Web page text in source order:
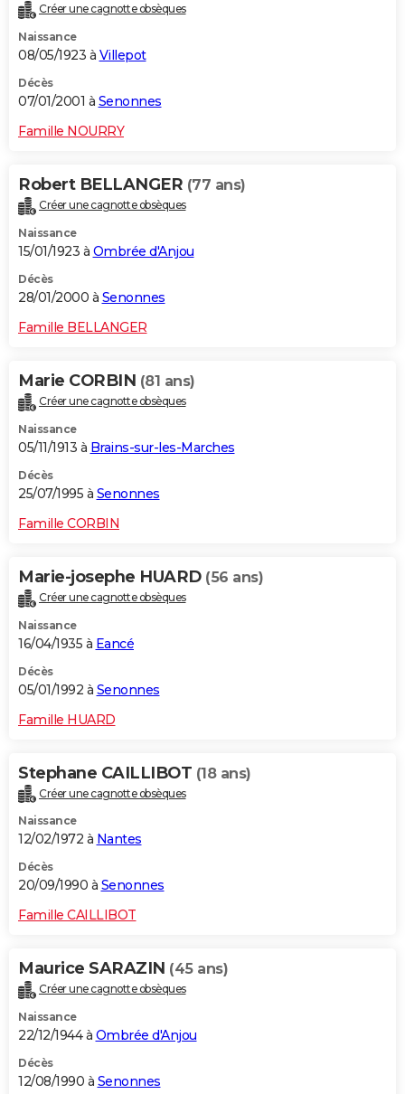
Créer une cagnotte obsèques
Naissance
08/05/1923 à Villepot
Décès
07/01/2001 à Senonnes
Famille NOURRY
Robert BELLANGER (77 ans)
Créer une cagnotte obsèques
Naissance
15/01/1923 à Ombrée d'Anjou
Décès
28/01/2000 à Senonnes
Famille BELLANGER
Marie CORBIN (81 ans)
Créer une cagnotte obsèques
Naissance
05/11/1913 à Brains-sur-les-Marches
Décès
25/07/1995 à Senonnes
Famille CORBIN
Marie-josephe HUARD (56 ans)
Créer une cagnotte obsèques
Naissance
16/04/1935 à Eancé
Décès
05/01/1992 à Senonnes
Famille HUARD
Stephane CAILLIBOT (18 ans)
Créer une cagnotte obsèques
Naissance
12/02/1972 à Nantes
Décès
20/09/1990 à Senonnes
Famille CAILLIBOT
Maurice SARAZIN (45 ans)
Créer une cagnotte obsèques
Naissance
22/12/1944 à Ombrée d'Anjou
Décès
12/08/1990 à Senonnes